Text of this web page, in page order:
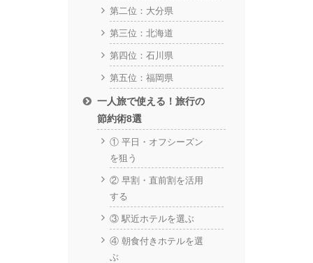
第二位：大分県
第三位：北海道
第四位：石川県
第五位：福岡県
一人旅で使える！旅行の
節約術8選
① 平日・オフシーズン
を狙う
② 早割・直前割を活用
する
③ 駅近ホテルを選ぶ
④ 朝食付きホテルを選
ぶ